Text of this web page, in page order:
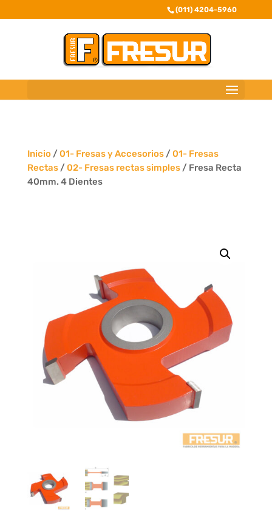
(011) 4204-5960
Inicio/ 01- Fresas y Accesorios/ 01- Fresas
Rectas/ 02- Fresas rectas simples/ Fresa Recta
40mm. 4 Dientes